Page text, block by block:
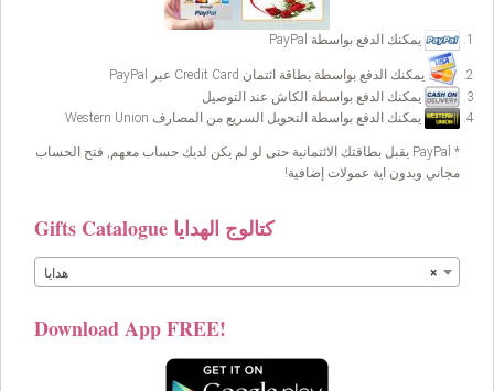
يمكنك الدفع بواسطة PayPal
يمكنك الدفع بواسطة بطاقة ائتمان Credit Card عبر PayPal
يمكنك الدفع بواسطة الكاش عند التوصيل
يمكنك الدفع بواسطة التحويل السريع من المصارف Western Union
* PayPal يقبل بطاقتك الائتمانية حتى لو لم يكن لديك حساب معهم, فتح الحساب
مجاني وبدون اية عمولات إضافية!
Gifts Catalogue كتالوج الهدايا
× هدايا
Download App FREE!